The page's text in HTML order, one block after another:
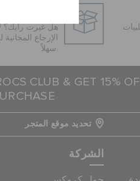
هل غيرت رأيك؟
الإرجاع المجانية
سهلاً.
CLUB & GET 15%
تحديد موقع المتجر
الشركة